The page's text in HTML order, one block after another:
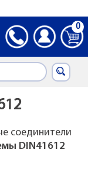
0
соединители
DIN41612